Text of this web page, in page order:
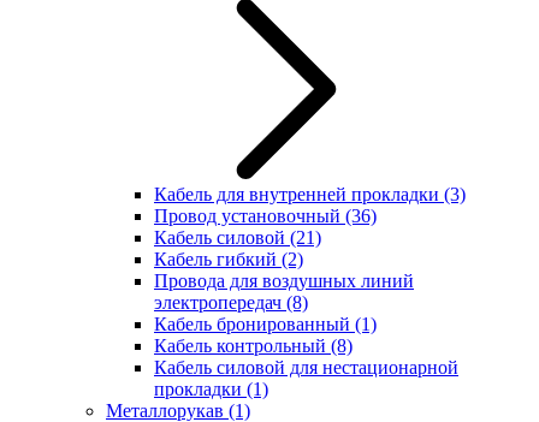
Кабель для внутренней прокладки (3)
Провод установочный (36)
Кабель силовой (21)
Кабель гибкий (2)
Провода для воздушных линий
электропередач (8)
Кабель бронированный (1)
Кабель контрольный (8)
Кабель силовой для нестационарной
прокладки (1)
Металлорукав (1)